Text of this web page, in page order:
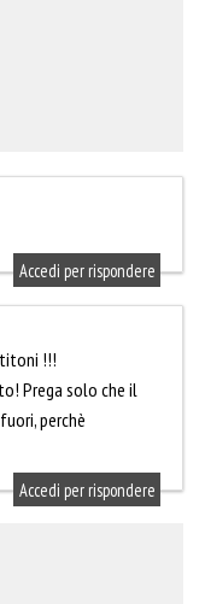
Accedi per rispondere
!!!
Prega solo che il
perchè
Accedi per rispondere